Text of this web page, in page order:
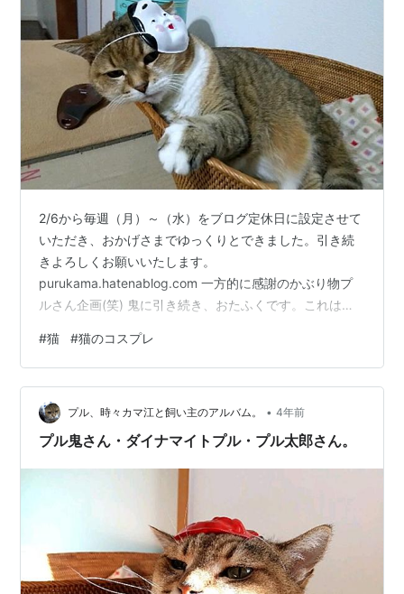
2/6から毎週（月）～（水）をブログ定休日に設定させて
いただき、おかげさまでゆっくりとできました。引き続
きよろしくお願いいたします。
purukama.hatenablog.com 一方的に感謝のかぶり物プ
ルさん企画(笑) 鬼に引き続き、おたふくです。これは可
の下ですごくムッとしているような雰囲気。。。 鬼バー
ジョン。 お面が小さいからか？鬼の時よりちょっと怒っ
ていました。 お疲れぷーちゃん💦ごめんねー。 明日、こ
ちらは雪予報。 どうなる事やら。午前中のみ出社して午
後は在宅か有休のどちらかにする予定です。
#猫 #猫のコスプレ
プル、時々カマ江と飼い主のアルバム。 • 4年前
プル鬼さん・ダイナマイトプル・プル太郎さん。